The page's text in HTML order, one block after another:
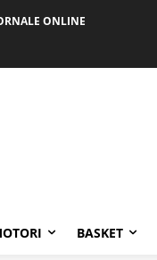
ONLINE
BASKET